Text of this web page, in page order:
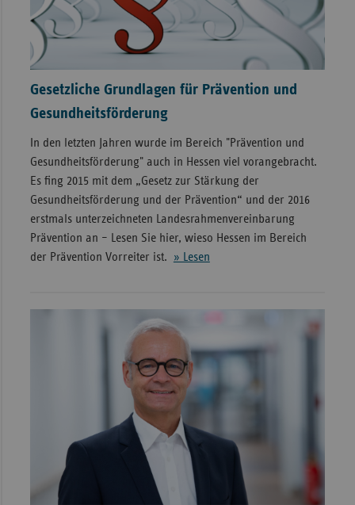
Gesetzliche Grundlagen für Prävention und
Gesundheitsförderung
In den letzten Jahren wurde im Bereich "Prävention und
Gesundheitsförderung" auch in Hessen viel vorangebracht.
Es fing 2015 mit dem „Gesetz zur Stärkung der
Gesundheitsförderung und der Prävention“ und der 2016
erstmals unterzeichneten Landesrahmenvereinbarung
Prävention an – Lesen Sie hier, wieso Hessen im Bereich
der Prävention Vorreiter ist. » Lesen